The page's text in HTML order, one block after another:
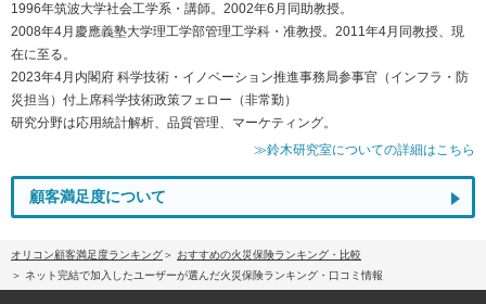
1996年筑波大学社会工学系・講師。2002年6月同助教授。
2008年4月慶應義塾大学理工学部管理工学科・准教授。2011年4月同教授、現
在に至る。
2023年4月内閣府 科学技術・イノベーション推進事務局参事官（インフラ・防
災担当）付上席科学技術政策フェロー（非常勤）
研究分野は応用統計解析、品質管理、マーケティング。
≫鈴木研究室についての詳細はこちら
顧客満足度について
オリコン顧客満足度ランキング
おすすめの火災保険ランキング・比較
ネット完結で加入したユーザーが選んだ火災保険ランキング・口コミ情報